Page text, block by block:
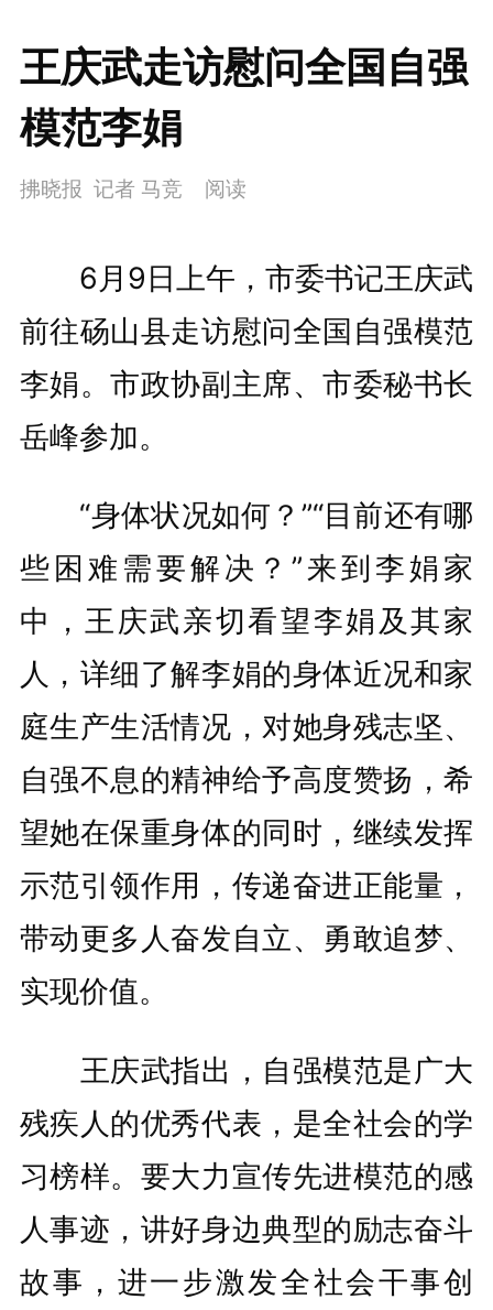
王庆武走访慰问全国自强
模范李娟
拂晓报 记者 马竞 阅读
6月9日上午，市委书记王庆武
前往砀山县走访慰问全国自强模范
李娟。市政协副主席、市委秘书长
岳峰参加。
“身体状况如何？”“目前还有哪
些困难需要解决？”来到李娟家
中，王庆武亲切看望李娟及其家
人，详细了解李娟的身体近况和家
庭生产生活情况，对她身残志坚、
自强不息的精神给予高度赞扬，希
望她在保重身体的同时，继续发挥
示范引领作用，传递奋进正能量，
带动更多人奋发自立、勇敢追梦、
实现价值。
王庆武指出，自强模范是广大
残疾人的优秀代表，是全社会的学
习榜样。要大力宣传先进模范的感
人事迹，讲好身边典型的励志奋斗
故事，进一步激发全社会干事创